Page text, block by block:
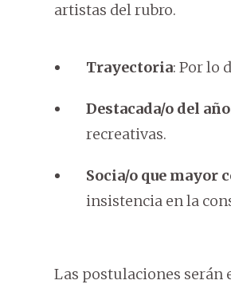
artistas del rubro.
Trayectoria: Por lo
Destacada/o del
recreativas.
Socia/o que mayor
insistencia en la
Las postulaciones serán